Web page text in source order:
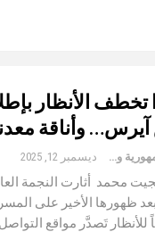
تخطف الأنظار
وأناقة
جريدة الجمهورية والعالم ديسمبر 12, 2025
محمد أثارت النجمة
ظهورها الأخير على
للأنظار تَصدَّر مواقع